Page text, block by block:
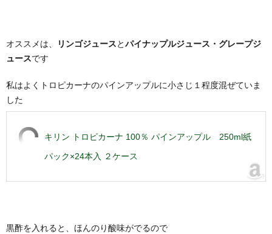
オススメは、 リンゴジュースとパイナップルジュース・グレープジ
ュースです
私はよくトロピカーナのパインアップルに小さじ１程度混ぜていま
した
キリン トロピカーナ 100％ パインアップル 250ml紙
パック×24本入 ２ケース
黒酢を入れると、ほんのり酸味がでるので